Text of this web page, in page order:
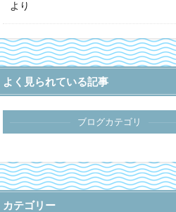
より
よく見られている記事
ブログカテゴリ
カテゴリー